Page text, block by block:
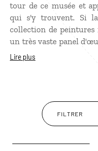
tour de ce musée et
qui s'y trouvent. Si
collection de peintures
un très vaste panel
allemandes.
queue de façon
Médicis devenu
rendez-vous sur sa
Lire plus
FILTRER